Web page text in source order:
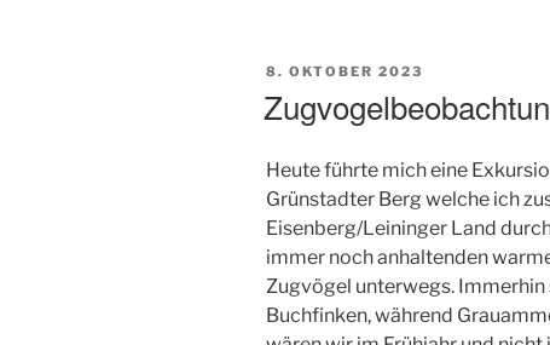
VERÖFFENTLICHT
8. OKTOBER 2023
Heute führte mich eine
Grünstadter Berg welche ich
Eisenberg/Leininger Land
immer noch anhaltenden
Zugvögel unterwegs.
Buchfinken, während